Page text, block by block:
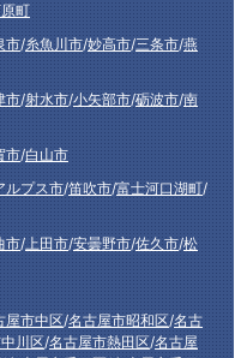
町
市/糸魚川市/妙高市/三条市/燕
市/射水市/小矢部市/砺波市/南
市/白山市
ルプス市/笛吹市/富士河口湖町/
市/上田市/安曇野市/佐久市/松
屋市中区/名古屋市昭和区/名古
川区/名古屋市熱田区/名古屋